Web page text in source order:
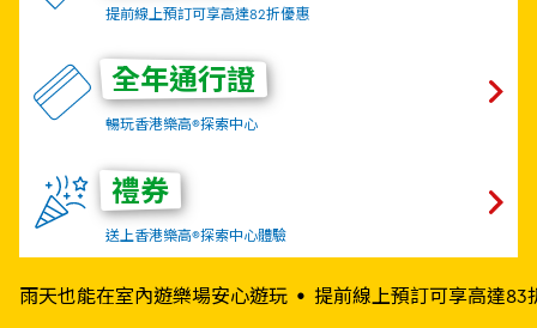
提前線上預訂可享高達82折優惠
全年通行證
暢玩香港樂高®探索中心
禮券
送上香港樂高®探索中心體驗
雨天也能在室內遊樂場安心遊玩 提前線上預訂可享高達83